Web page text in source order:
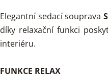
Elegantní sedací souprava
díky relaxační funkci
interiéru.
FUNKCE RELAX